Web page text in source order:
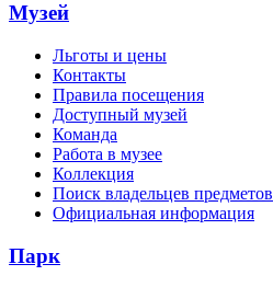
Музей
Льготы и цены
Контакты
Правила посещения
Доступный музей
Команда
Работа в музее
Коллекция
Поиск владельцев предметов
Официальная информация
Парк